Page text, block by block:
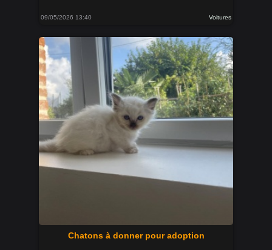
09/05/2026 13:40 Voitures
Chatons à donner pour adoption